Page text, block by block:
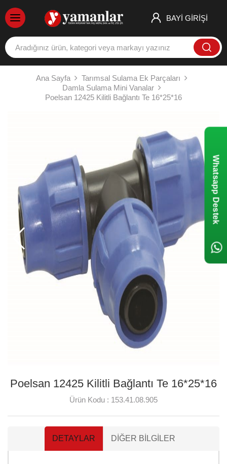
BAYİ GİRİŞİ
Ana Sayfa
Tarımsal Sulama Ek Parçaları
Damla Sulama Mini Vanalar
Poelsan 12425 Kilitli Bağlantı Te 16*25*16
Poelsan 12425 Kilitli Bağlantı Te 16*25*16
Ürün Kodu : 153.41.08.905
DETAYLAR DIĞER BILGILER
Whatsapp Destek